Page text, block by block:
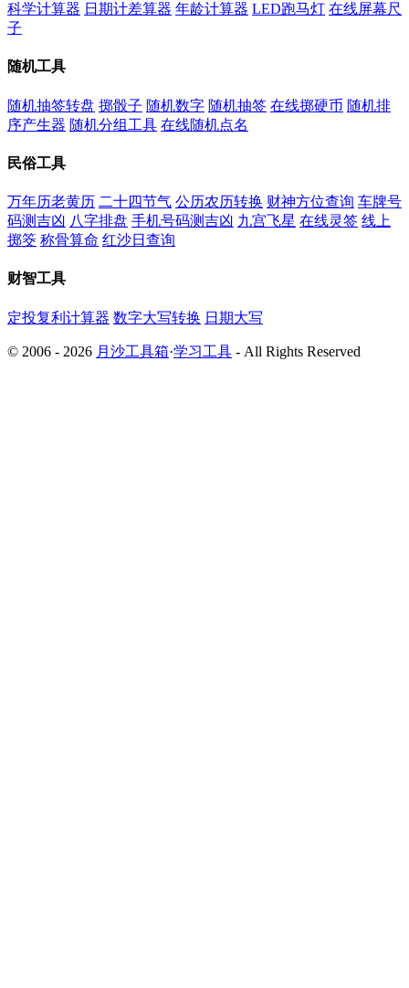
科学计算器 日期计差算器 年龄计算器 LED跑马灯 在线屏幕尺
子
随机工具
随机抽签转盘 掷骰子 随机数字 随机抽签 在线掷硬币 随机排
序产生器 随机分组工具 在线随机点名
民俗工具
万年历老黄历 二十四节气 公历农历转换 财神方位查询 车牌号
码测吉凶 八字排盘 手机号码测吉凶 九宫飞星 在线灵签 线上
掷筊 称骨算命 红沙日查询
财智工具
定投复利计算器 数字大写转换 日期大写
© 2006 - 2026 月沙工具箱·学习工具 - All Rights Reserved